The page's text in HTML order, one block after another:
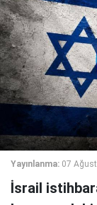
Yayınlanma: 07
İsrail